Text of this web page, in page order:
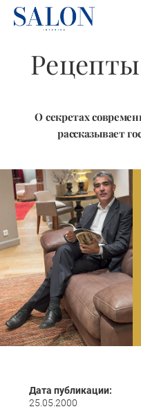
О секретах
рассказывает
Дата публикации:
25.05.2000